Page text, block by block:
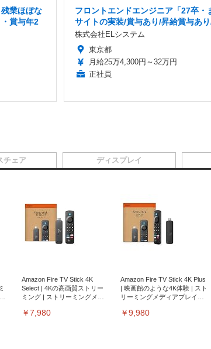
業ほぼな
賞与年2
フロントエンドエンジニア「27卒・
サイトの実装/賞与あり/昇給賞与あ
株式会社ELシステム
東京都
月給25万4,300円～32万円
正社員
Amazon Fire TV Stick 4K
Select | 4Kの高画質ストリー
ミング | ストリーミングメデ
￥7,980
Amazon Fire TV Stick 4K Plus
| 映画館のような4K体験 | スト
リーミングメディアプレイヤ
￥9,980
チェア ディスプレイ